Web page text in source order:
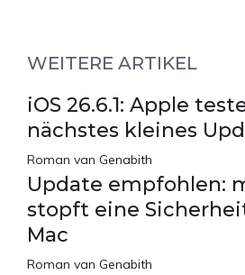
WEITERE ARTIKEL
iOS 26.6.1: Apple
nächstes kleines
Roman van Genabith
Update empfohlen:
stopft eine
Mac
Roman van Genabith